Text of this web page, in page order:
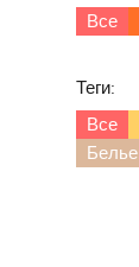
Все
Теги:
Все
Белье